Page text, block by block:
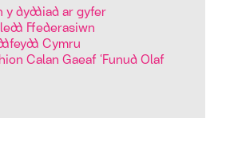
y dyddiad ar gyfer
Ffederasiwn
Cymru
Calan Gaeaf ‘Funud Olaf